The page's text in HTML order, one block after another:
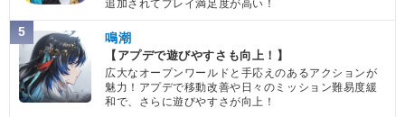
追加されてプレイ満足度が高い！
5 鳴潮
【アプデで遊びやすさも向上！】
広大なオープンワールドと手応えのあるアクションが
魅力！アプデで移動改善や日々のミッション難易度緩
和で、さらに遊びやすさが向上！